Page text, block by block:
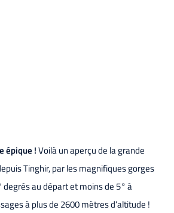
épique !Voilà un aperçu de la grande
Tinghir, par les magnifiques gorges
degrés au départ et moins de 5° à
à plus de 2600 mètres d’altitude !